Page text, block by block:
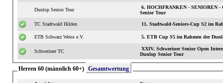
Dunlop Senior Tour
6. HOCHFRANKEN - SENIOREN -
Senior Tour
TC Stadtwald Hilden 11. Stadtwald-
ETB Schwarz Weiss e.V. 5. ETB Cup S5 im Rahmen der
Schweriner TC
XXIV. Schweriner Senior Open International S3 im
Dunlop Senior Tour
Herren 60 (männlich 60+) Gesamtwertung